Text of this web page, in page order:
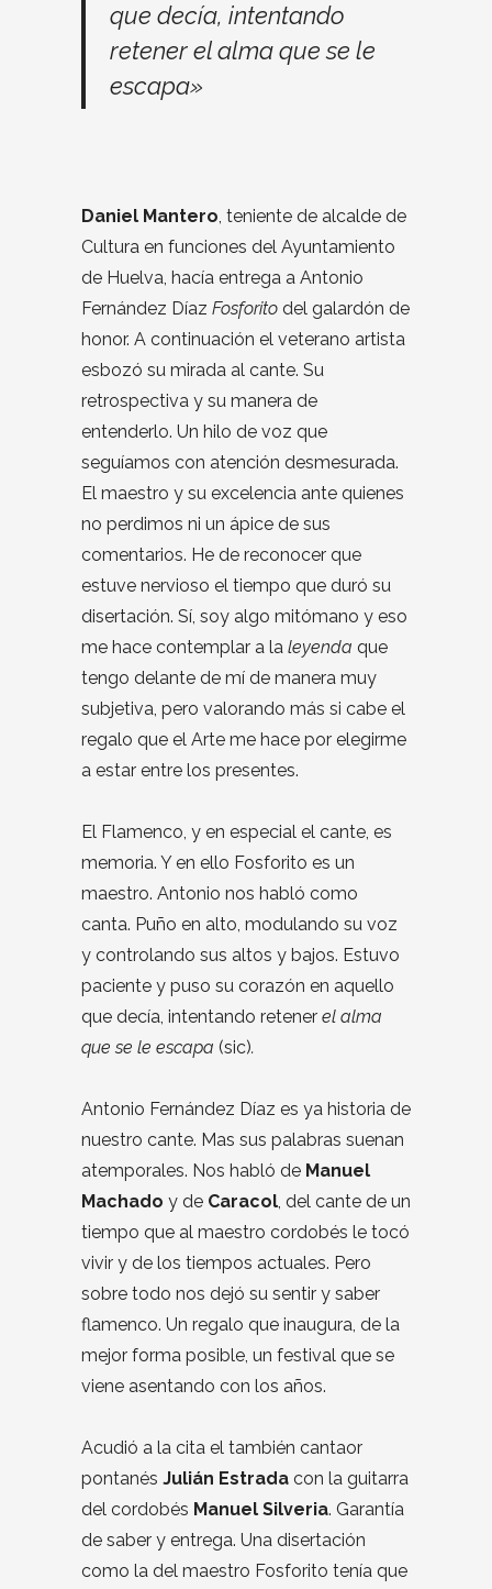
que decía, intentando
retener el alma que se le
escapa»
Daniel Mantero , teniente de alcalde de
Cultura en funciones del Ayuntamiento
de Huelva, hacía entrega a Antonio
Fernández Díaz Fosforito del galardón de
honor. A continuación el veterano artista
esbozó su mirada al cante. Su
retrospectiva y su manera de
entenderlo. Un hilo de voz que
seguíamos con atención desmesurada.
El maestro y su excelencia ante quienes
no perdimos ni un ápice de sus
comentarios. He de reconocer que
estuve nervioso el tiempo que duró su
disertación. Sí, soy algo mitómano y eso
me hace contemplar a la leyenda que
tengo delante de mí de manera muy
subjetiva, pero valorando más si cabe el
regalo que el Arte me hace por elegirme
a estar entre los presentes.
El Flamenco, y en especial el cante, es
memoria. Y en ello Fosforito es un
maestro. Antonio nos habló como
canta. Puño en alto, modulando su voz
y controlando sus altos y bajos. Estuvo
paciente y puso su corazón en aquello
que decía, intentando retener el alma
que se le escapa (sic).
Antonio Fernández Díaz es ya historia de
nuestro cante. Mas sus palabras suenan
atemporales. Nos habló de Manuel
Machado y de Caracol , del cante de un
tiempo que al maestro cordobés le tocó
vivir y de los tiempos actuales. Pero
sobre todo nos dejó su sentir y saber
flamenco. Un regalo que inaugura, de la
mejor forma posible, un festival que se
viene asentando con los años.
Acudió a la cita el también cantaor
pontanés Julián Estrada con la guitarra
del cordobés Manuel Silveria. Garantía
de saber y entrega. Una disertación
como la del maestro Fosforito tenía que